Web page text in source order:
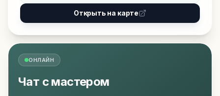
Открыть на карте
ОНЛАЙН
Чат с мастером